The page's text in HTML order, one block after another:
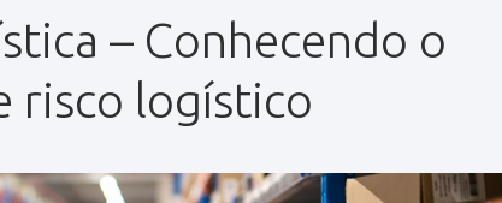
– Conhecendo o
risco logístico